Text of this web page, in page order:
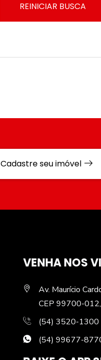
REINICIAR BUSCA
Cadastre seu imóvel
VENHA NOS
Av. Maurício
CEP 99700-012,
(54) 3520-1300
(54) 99677-